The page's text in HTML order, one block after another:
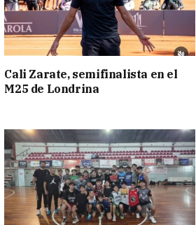
Cali Zarate, semifinalista en el
M25 de Londrina